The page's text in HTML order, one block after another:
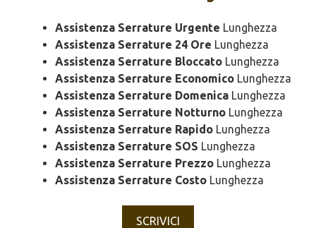
Assistenza Serrature Urgente Lunghezza
Assistenza Serrature 24 Ore Lunghezza
Assistenza Serrature Bloccato Lunghezza
Assistenza Serrature Economico Lunghezza
Assistenza Serrature Domenica Lunghezza
Assistenza Serrature Notturno Lunghezza
Assistenza Serrature Rapido Lunghezza
Assistenza Serrature SOS Lunghezza
Assistenza Serrature Prezzo Lunghezza
Assistenza Serrature Costo Lunghezza
SCRIVICI